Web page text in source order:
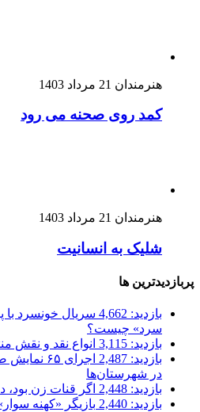
هنرمندان 21 مرداد 1403
کمد روی صحنه می رود
هنرمندان 21 مرداد 1403
شلیک به انسانیت
پربازدیدترین ها
بازدید: 4,662
سریال خونسرد با
سرد» چیست؟
بازدید: 3,115
انواع نقد و نقش
بازدید: 2,487
در شهرستان‌ها
بازدید: 2,448
اگر قنات زن
بازدید: 2,440
بازیگر «کهنه